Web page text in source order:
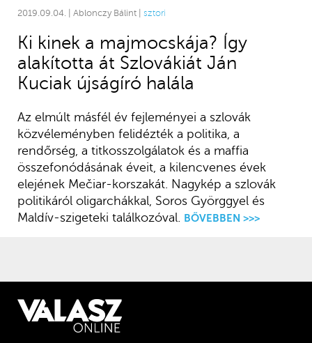
2019.09.04. | Ablonczy Bálint | sztori
Ki kinek a majmocskája? Így
alakította át Szlovákiát Ján
Kuciak újságíró halála
Az elmúlt másfél év fejleményei a szlovák
közvéleményben felidézték a politika, a
rendőrség, a titkosszolgálatok és a maffia
összefonódásának éveit, a kilencvenes évek
elejének Mečiar-korszakát. Nagykép a szlovák
politikáról oligarchákkal, Soros Györggyel és
Maldív-szigeteki találkozóval. BŐVEBBEN >>>